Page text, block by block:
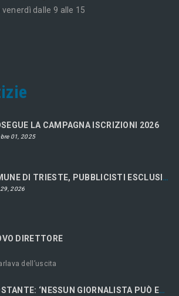
dalle 9 alle 15
LA CAMPAGNA ISCRIZIONI 2026
01, 2025
COMUNE DI TRIESTE, PUBBLICISTI ESCLUSI DAL CONCORSO
2026
DIRETTORE
dell’uscita
RAPPORTO UE, COSTANTE: ‘NESSUN GIORNALISTA PUÒ ESSERE LIBERO SE ECONOMICAMENTE RICATTABILE’